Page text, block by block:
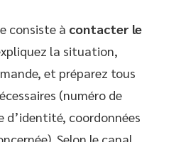
consiste à contacter le
la situation,
et préparez tous
(numéro de
d’identité, coordonnées